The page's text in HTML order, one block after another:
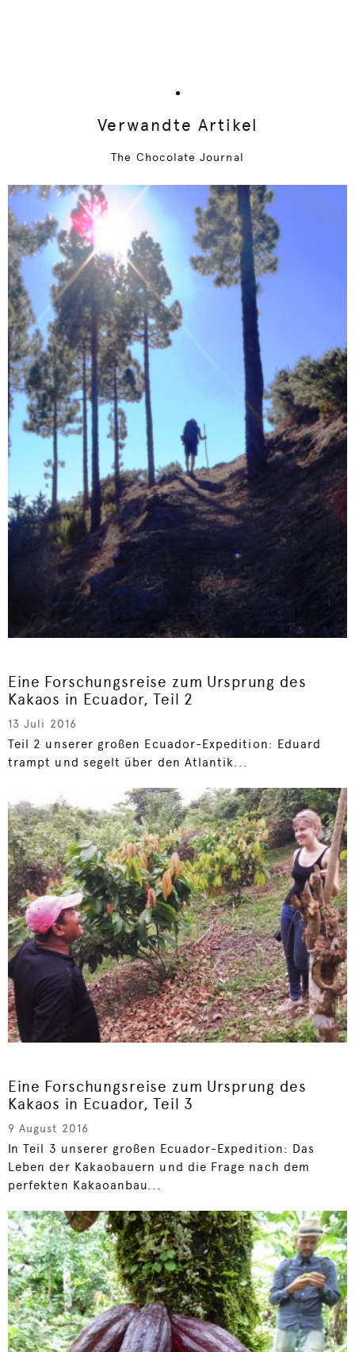
Verwandte Artikel
The Chocolate Journal
Eine Forschungsreise zum Ursprung des
Kakaos in Ecuador, Teil 2
13 Juli 2016
Teil 2 unserer großen Ecuador-Expedition: Eduard
trampt und segelt über den Atlantik...
Eine Forschungsreise zum Ursprung des
Kakaos in Ecuador, Teil 3
9 August 2016
In Teil 3 unserer großen Ecuador-Expedition: Das
Leben der Kakaobauern und die Frage nach dem
perfekten Kakaoanbau...